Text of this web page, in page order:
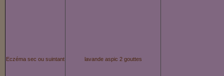
Eczéma sec ou suintant lavande aspic 2 gouttes